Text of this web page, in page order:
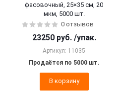
фасовочный, 25×35 см, 20
мкм, 5000 шт.
0 отзывов
23250 руб. /упак.
Артикул: 11035
Продаётся по 5000 шт.
В корзину